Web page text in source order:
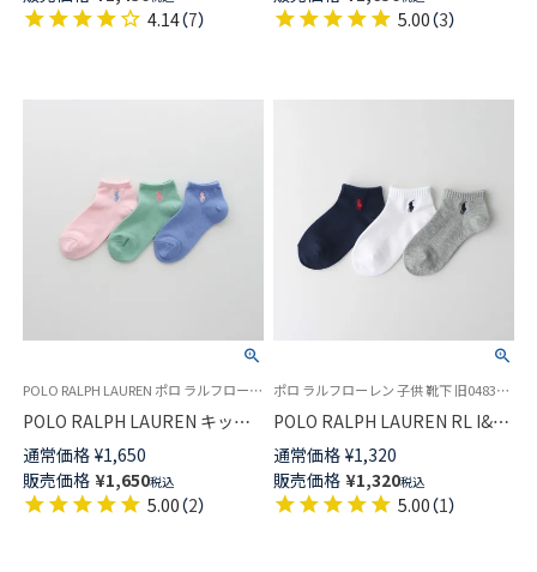
4.14（7） 5.00（3）
POLO RALPH LAUREN ポロ ラルフローレンキッズ 子供 靴下
POLO RALPH LAUREN キッズ
FLAT KNIT LOWCUT フラット
ニット スニーカー丈 ソックス
日本製 04803725
通常価格 ¥1,650
販売価格 ¥1,650税込
5.00（2）
ポロ ラルフローレン 子供 靴下 旧04835342
POLO RALPH LAUREN RL I&T
日本製 PPゴースト スニーカー
通常価格 ¥1,320
販売価格 ¥1,320税込
5.00（1）